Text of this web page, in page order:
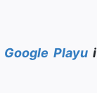
Google Playui